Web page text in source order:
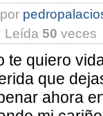
Leída 50 veces
te quiero
que
ahora